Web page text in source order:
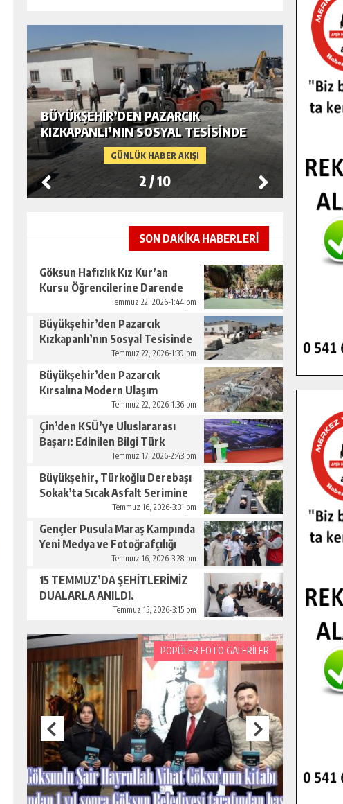
GÜNLÜK HABER AKIŞI
BÜYÜKŞEHIR’DEN PAZARCIK
KIZKAPANLI’NIN SOSYAL TESISINDE
ÇEVRE DÜZENLEMESI.
2 /10
SON DAKİKA HABERLERİ
Göksun Hafızlık Kız Kur’an
Kursu Öğrencilerine Darende
Temmuz 22, 2026-1:44 pm
Büyükşehir’den Pazarcık
Kızkapanlı’nın Sosyal Tesisinde
Çevre Düzenlemesi.Temmuz 22, 2026-1:39 pm
Büyükşehir’den Pazarcık
Kırsalına Modern Ulaşım
Temmuz 22, 2026-1:36 pm
Çin’den KSÜ’ye Uluslararası
Başarı: Edinilen Bilgi Türk
Tarımına Katkı Sağlayacak.
Temmuz 17, 2026-2:43 pm
Büyükşehir, Türkoğlu Derebaşı
Sokak’ta Sıcak Asfalt Serimine
Temmuz 16, 2026-3:31 pm
Gençler Pusula Maraş Kampında
Yeni Medya ve Fotoğrafçılığı
Temmuz 16, 2026-3:28 pm
15 TEMMUZ’DA ŞEHİTLERİMİZ
DUALARLA ANILDI.
Temmuz 15, 2026-3:15 pm
POPÜLER FOTO GALERİLER